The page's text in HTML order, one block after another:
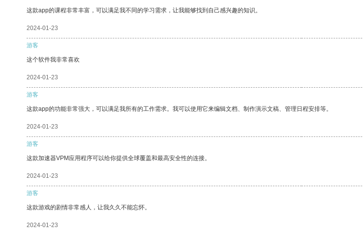
这款app的课程非常丰富，可以满足我不同的学习需求，让我能够找到自己感兴趣的知识。
2024-01-23
游客
这个软件我非常喜欢
2024-01-23
游客
这款app的功能非常强大，可以满足我所有的工作需求。我可以使用它来编辑文档、制作演示文稿、管理日程安排等。
2024-01-23
游客
这款加速器VPM应用程序可以给你提供全球覆盖和最高安全性的连接。
2024-01-23
游客
这款游戏的剧情非常感人，让我久久不能忘怀。
2024-01-23